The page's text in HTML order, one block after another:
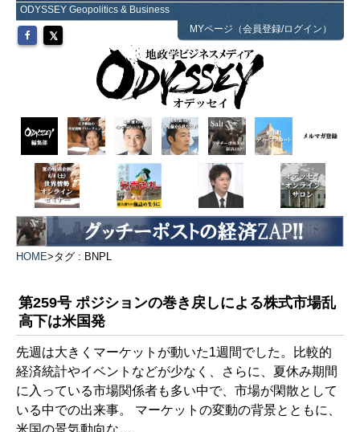
ODYSSEY Geopolitics & Business
MYページ（会員登録/ログイン）
HOME>タグ : BNPL
第259号 ポジションの巻き戻しによる株式市場乱
高下は米国発
先週は大きくマーケットが動いた1週間でした。比較的
経済統計やイベントなどが少なく、さらに、夏休み期間
に入っている市場関係者も多い中で、市場が閑散として
いる中での出来事。 マーケットの変動の背景とともに、
米国の景気動向な…